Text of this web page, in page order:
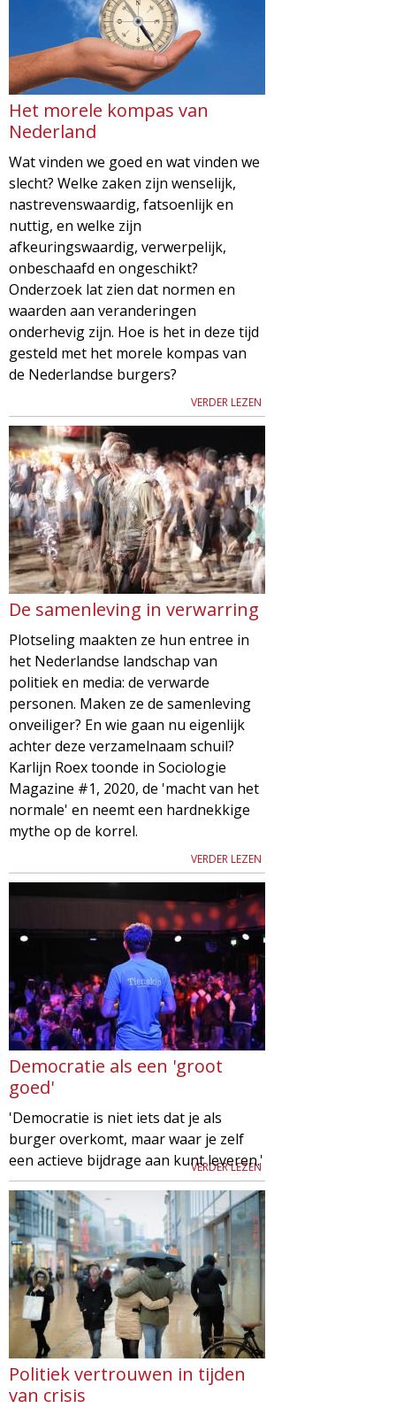
Het morele kompas van
Nederland
Wat vinden we goed en wat vinden we
slecht? Welke zaken zijn wenselijk,
nastrevenswaardig, fatsoenlijk en
nuttig, en welke zijn
afkeuringswaardig, verwerpelijk,
onbeschaafd en ongeschikt?
Onderzoek lat zien dat normen en
waarden aan veranderingen
onderhevig zijn. Hoe is het in deze tijd
gesteld met het morele kompas van
de Nederlandse burgers?
VERDER LEZEN
De samenleving in verwarring
Plotseling maakten ze hun entree in
het Nederlandse landschap van
politiek en media: de verwarde
personen. Maken ze de samenleving
onveiliger? En wie gaan nu eigenlijk
achter deze verzamelnaam schuil?
Karlijn Roex toonde in Sociologie
Magazine #1, 2020, de 'macht van het
normale' en neemt een hardnekkige
mythe op de korrel.
VERDER LEZEN
Democratie als een 'groot
goed'
'Democratie is niet iets dat je als
burger overkomt, maar waar je zelf
een actieve bijdrage aan kunt leveren.'
VERDER LEZEN
Politiek vertrouwen in tijden
van crisis